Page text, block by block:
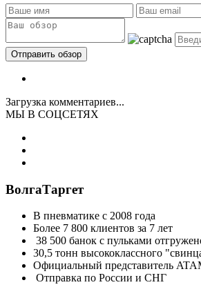
Загрузка комментариев...
МЫ В СОЦСЕТЯХ
ВолгаТаргет
В пневматике с 2008 года
Более 7 800 клиентов за 7 лет
38 500 банок с пульками
30,5 тонн высококлассного
Официальный представитель
Отправка по России и СНГ